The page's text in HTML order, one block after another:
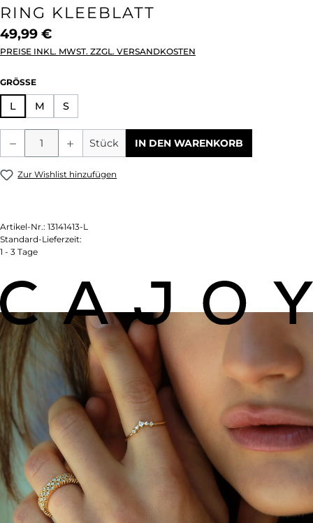
RING KLEEBLATT
49,99 €
PREISE INKL. MWST. ZZGL. VERSANDKOSTEN
GRÖSSE AUSWÄHLEN
L M S
Produkt Anzahl: Gib den gewünschten
Stück IN DEN WARENKORB
Zur Wishlist hinzufügen
Artikel-Nr.: 13141413-L
Standard-Lieferzeit:
1 - 3 Tage